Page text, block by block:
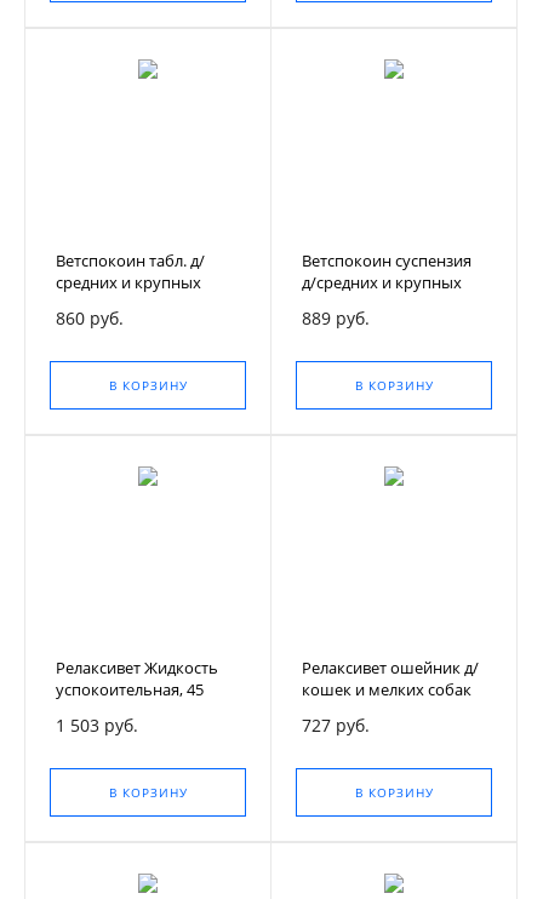
Ветспокоин табл. д/
средних и крупных
860 руб.
В КОРЗИНУ
Ветспокоин суспензия
д/средних и крупных
889 руб.
В КОРЗИНУ
Релаксивет Жидкость
успокоительная, 45
1 503 руб.
В КОРЗИНУ
Релаксивет ошейник д/
кошек и мелких собак
727 руб.
В КОРЗИНУ